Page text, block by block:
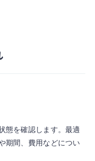
態を確認します。最適
期間、費用などについ